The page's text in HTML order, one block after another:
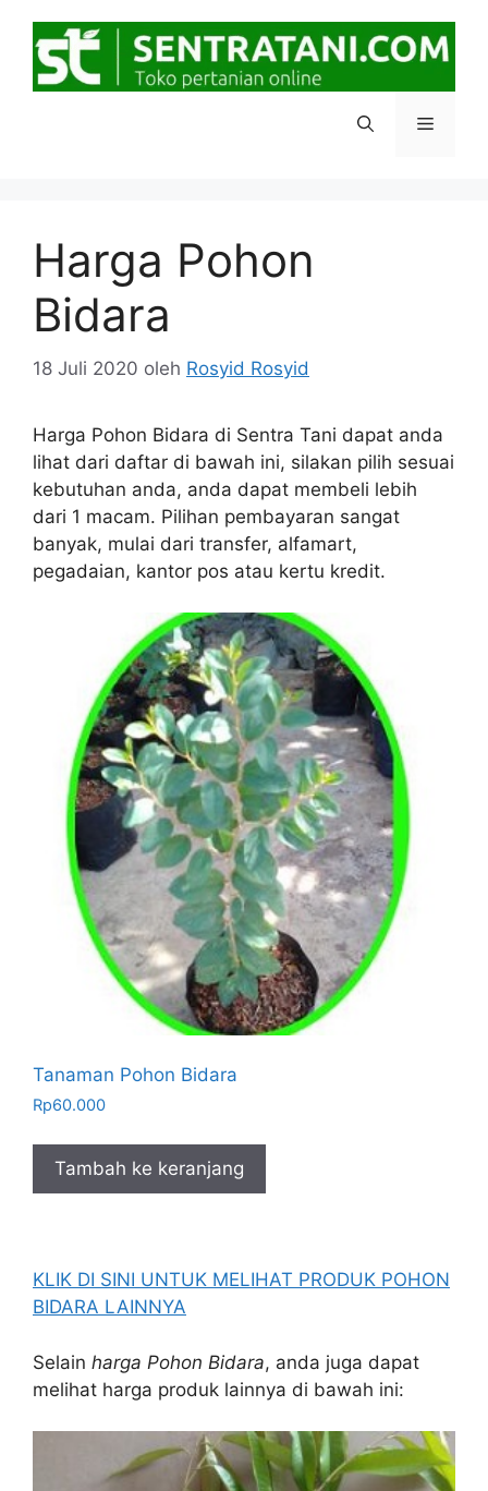
Menu
Harga Pohon
Bidara
18 Juli 2020 oleh Rosyid Rosyid
Harga Pohon Bidara di Sentra Tani dapat anda
lihat dari daftar di bawah ini, silakan pilih sesuai
kebutuhan anda, anda dapat membeli lebih
dari 1 macam. Pilihan pembayaran sangat
banyak, mulai dari transfer, alfamart,
pegadaian, kantor pos atau kertu kredit.
Tanaman Pohon Bidara
Rp60.000
Tambah ke keranjang
KLIK DI SINI UNTUK MELIHAT PRODUK POHON
BIDARA LAINNYA
Selain harga Pohon Bidara, anda juga dapat
melihat harga produk lainnya di bawah ini: